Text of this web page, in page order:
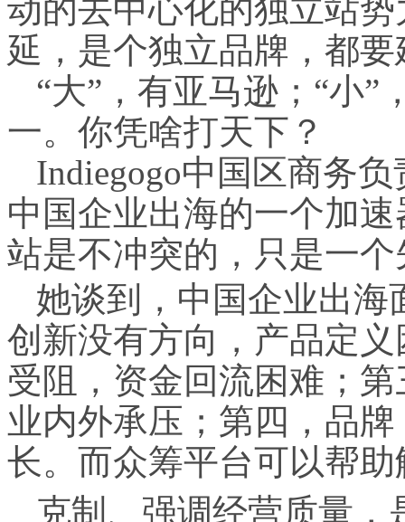
动的去中心化的独立站
延，是个独立品牌，都
“大”，有亚马逊；“小
一。你凭啥打天下？
Indiegogo中国区商务
中国企业出海的一个加
站是不冲突的，只是一
她谈到，中国企业出海
创新没有方向，产品定
受阻，资金回流困难；
业内外承压；第四，品
长。而众筹平台可以帮
克制、强调经营质量，